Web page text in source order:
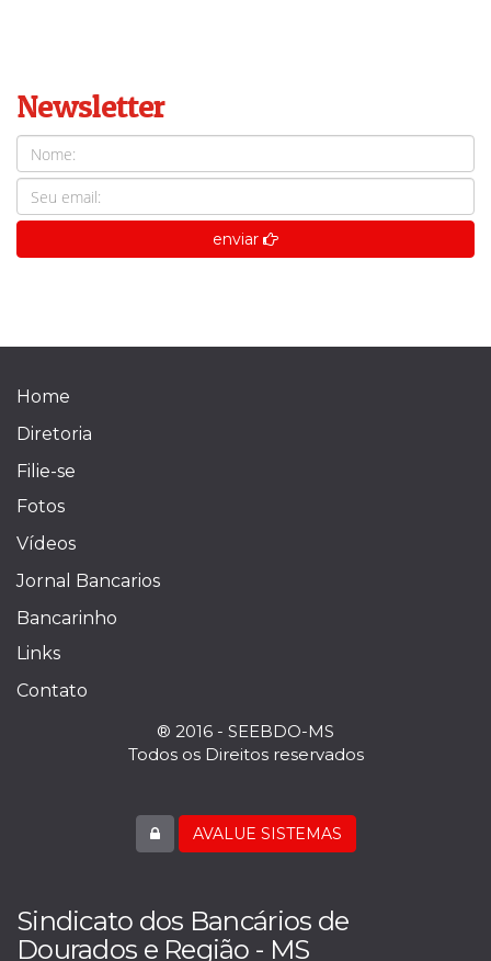
Newsletter
enviar
Home
Diretoria
Filie-se
Fotos
Vídeos
Jornal Bancarios
Bancarinho
Links
Contato
® 2016 - SEEBDO-MS
Todos os Direitos reservados
AVALUE SISTEMAS
Sindicato dos Bancários de
Dourados e Região - MS